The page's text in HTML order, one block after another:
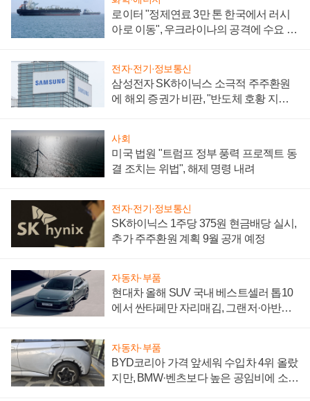
로이터 "정제연료 3만 톤 한국에서 러시
아로 이동", 우크라이나의 공격에 수요 늘
전자·전기·정보통신
삼성전자 SK하이닉스 소극적 주주환원
에 해외 증권가 비판, "반도체 호황 지속
사회
미국 법원 "트럼프 정부 풍력 프로젝트 동
결 조치는 위법", 해제 명령 내려
전자·전기·정보통신
SK하이닉스 1주당 375원 현금배당 실시,
추가 주주환원 계획 9월 공개 예정
자동차·부품
현대차 올해 SUV 국내 베스트셀러 톱10
에서 싼타페만 자리매김, 그랜저·아반떼
자동차·부품
BYD코리아 가격 앞세워 수입차 4위 올랐
지만, BMW·벤츠보다 높은 공임비에 소비